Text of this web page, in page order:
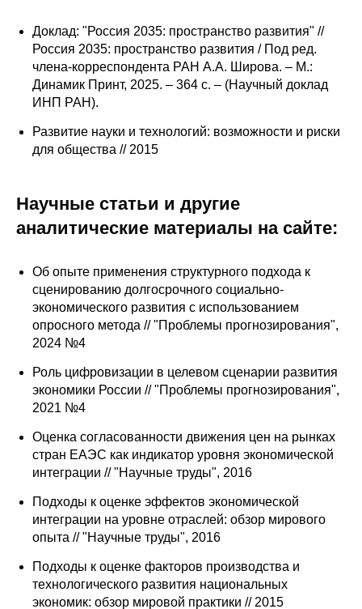
Научные труды
О журнале
Выпуски
Информация для авторов
Стандарты оформления
Семинары
Российско-французский семинар
ЦДУ
Inforum
Ученый совет
Материалы
Доклад: "Россия 2035: пространство развития" //
Россия 2035: пространство развития / Под ред.
члена-корреспондента РАН А.А. Широва. – М.:
Динамик Принт, 2025. – 364 с. – (Научный доклад
ИНП РАН).
Развитие науки и технологий: возможности и риски
для общества // 2015
Научные статьи и другие
аналитические материалы на сайте:
Об опыте применения структурного подхода к
сценированию долгосрочного социально-
экономического развития с использованием
опросного метода // "Проблемы прогнозирования",
2024 №4
Роль цифровизации в целевом сценарии развития
экономики России // "Проблемы прогнозирования",
2021 №4
Оценка согласованности движения цен на рынках
стран ЕАЭС как индикатор уровня экономической
интеграции // "Научные труды", 2016
Подходы к оценке эффектов экономической
интеграции на уровне отраслей: обзор мирового
опыта // "Научные труды", 2016
Подходы к оценке факторов производства и
технологического развития национальных
экономик: обзор мировой практики // 2015